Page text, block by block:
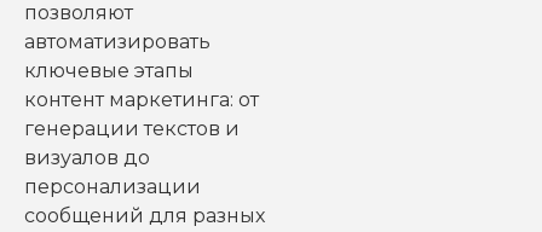
позволяют
автоматизировать
ключевые этапы
контент маркетинга: от
генерации текстов и
визуалов до
персонализации
сообщений для разных